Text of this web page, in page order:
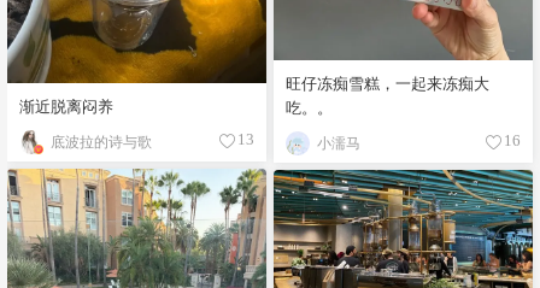
旺仔冻痴雪糕，一起来冻痴大
吃。。
小濡马 16
渐近脱离闷养
底波拉的诗与歌 13